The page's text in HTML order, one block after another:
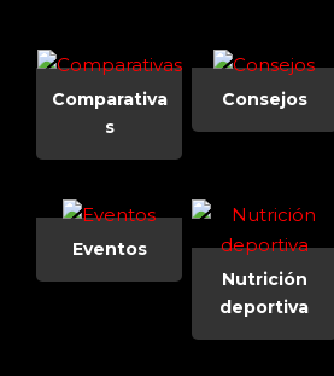
Comparativa
s
Consejos
Eventos
Nutrición
deportiva